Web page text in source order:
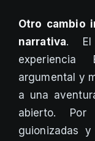
Otro cambio
narrativa. El
argumental y
a una
abierto.
guionizadas